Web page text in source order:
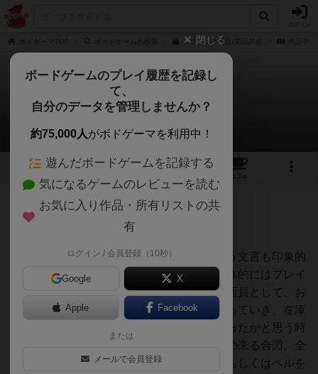
ドリアンの通販/商品詳細
ドリアン
しばりいぬさんのレビュー
4 6
カフェ
347名 0名 0 6年弱前
箱裏面の「ベル鳴らせ ゴリラ来る」という文言も印象的
なオインクゲームのボードゲームです。具体的にはプレイ
ヤーはジャングルの中のフルーツ屋さんで店員として、お
店の在庫を把握していない状態で注文を取っていき、在庫
の数に対して注文の数が多い過剰注文になったかと思う時
点でベルを鳴らします。これがゴリラ店長の来る合図。全
員の在庫の数を確認して注文を取った人、もしくはベルを
閉じる
ボードゲームのプレイ履歴を記録し
て、
自分のデータを管理しませんか？
約75,000人がボドゲーマを利用中！
遊んだボードゲームを記録する
気になるゲームのレビューを読む
お気に入り作品・所有リストの共
有
ログイン / 会員登録（10秒）
Google X
Apple Facebook
または
メールで会員登録